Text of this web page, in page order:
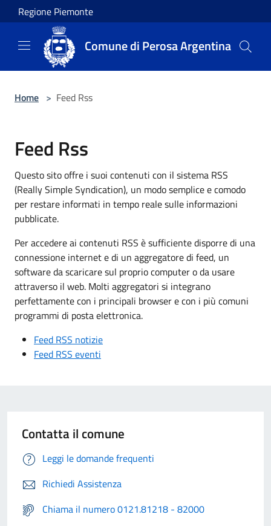
Salta al contenuto principale
Regione Piemonte
Comune di Perosa Argentina
Home > Feed Rss
Feed Rss
Questo sito offre i suoi contenuti con il sistema RSS
(Really Simple Syndication), un modo semplice e comodo
per restare informati in tempo reale sulle informazioni
pubblicate.
Per accedere ai contenuti RSS è sufficiente disporre di una
connessione internet e di un aggregatore di feed, un
software da scaricare sul proprio computer o da usare
attraverso il web. Molti aggregatori si integrano
perfettamente con i principali browser e con i più comuni
programmi di posta elettronica.
Feed RSS notizie
Feed RSS eventi
Contatta il comune
Leggi le domande frequenti
Richiedi Assistenza
Chiama il numero 0121.81218 - 82000